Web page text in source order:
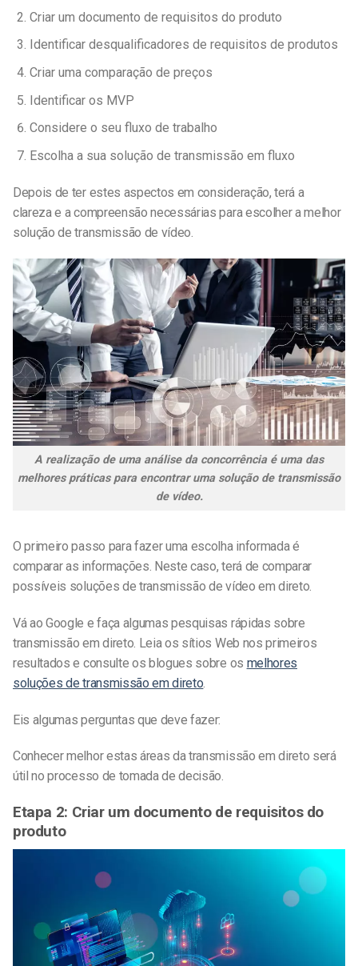
Criar um documento de requisitos do produto
Identificar desqualificadores de requisitos de produtos
Criar uma comparação de preços
Identificar os MVP
Considere o seu fluxo de trabalho
Escolha a sua solução de transmissão em fluxo
Depois de ter estes aspectos em consideração, terá a
clareza e a compreensão necessárias para escolher a melhor
solução de transmissão de vídeo.
A realização de uma análise da concorrência é uma das
melhores práticas para encontrar uma solução de transmissão
de vídeo.
O primeiro passo para fazer uma escolha informada é
comparar as informações. Neste caso, terá de comparar
possíveis soluções de transmissão de vídeo em direto.
Vá ao Google e faça algumas pesquisas rápidas sobre
transmissão em direto. Leia os sítios Web nos primeiros
resultados e consulte os blogues sobre os melhores
soluções de transmissão em direto
Eis algumas perguntas que deve fazer:
Conhecer melhor estas áreas da transmissão em direto será
útil no processo de tomada de decisão.
Etapa 2: Criar um documento de requisitos do
produto